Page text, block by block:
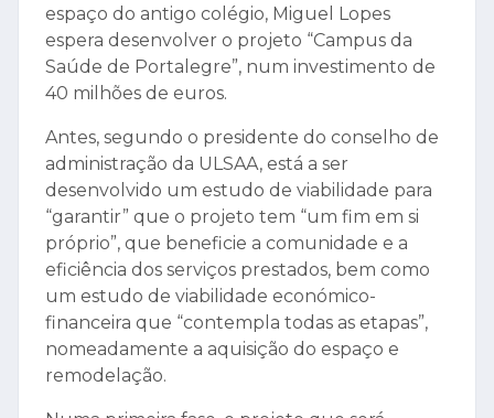
espaço do antigo colégio, Miguel Lopes
espera desenvolver o projeto “Campus da
Saúde de Portalegre”, num investimento de
40 milhões de euros.
Antes, segundo o presidente do conselho de
administração da ULSAA, está a ser
desenvolvido um estudo de viabilidade para
“garantir” que o projeto tem “um fim em si
próprio”, que beneficie a comunidade e a
eficiência dos serviços prestados, bem como
um estudo de viabilidade económico-
financeira que “contempla todas as etapas”,
nomeadamente a aquisição do espaço e
remodelação.